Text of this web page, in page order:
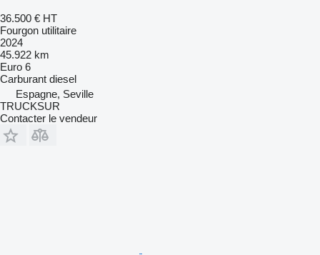
36.500 € HT
Fourgon utilitaire
2024
45.922 km
Euro 6
Carburant diesel
Espagne, Seville
TRUCKSUR
Contacter le vendeur